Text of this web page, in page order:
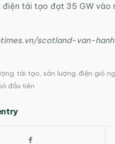
điện tái tạo đạt 35 GW vào
scotland-van-
tái tạo, sản lượng điện gió
đầu tiên